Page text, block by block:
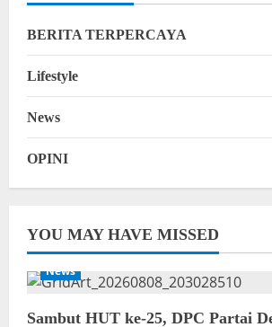
BERITA TERPERCAYA
Lifestyle
News
OPINI
YOU MAY HAVE MISSED
News
‎Sambut HUT ke-25, DPC Partai